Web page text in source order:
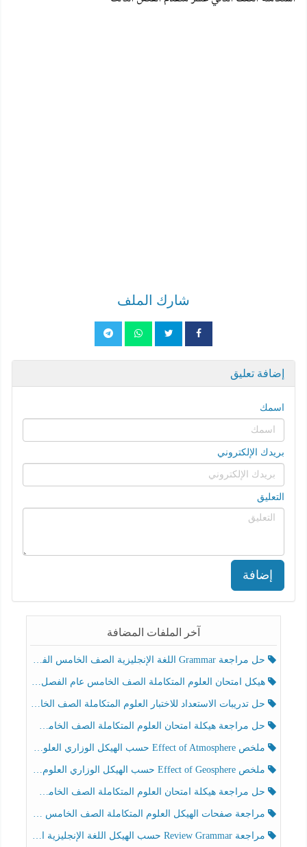
شارك الملف
إضافة تعليق
اسمك
بريدك الإلكتروني
التعليق
إضافة
آخر الملفات المضافة
حل مراجعة Grammar اللغة الإنجليزية الصف الخامس الفصل الثالث
هيكل امتحان العلوم المتكاملة الصف الخامس عام الفصل الدراسي الثالث 2025-2026
حل تدريبات الاستعداد للاختبار العلوم المتكاملة الصف الخامس عام الفصل الثالث
حل مراجعة هيكلة امتحان العلوم المتكاملة الصف الخامس انسبير الفصل الثالث
ملخص Effect of Atmosphere حسب الهيكل الوزاري العلوم المتكاملة الصف الخامس انسبير الفصل الثالث
ملخص Effect of Geosphere حسب الهيكل الوزاري العلوم المتكاملة الصف الخامس انسبير الفصل الثالث
حل مراجعة هيكلة امتحان العلوم المتكاملة الصف الخامس عام الفصل الثالث
مراجعة صفحات الهيكل العلوم المتكاملة الصف الخامس انسبير الفصل الثالث
مراجعة Review Grammar حسب الهيكل اللغة الإنجليزية الصف الخامس الفصل الثالث